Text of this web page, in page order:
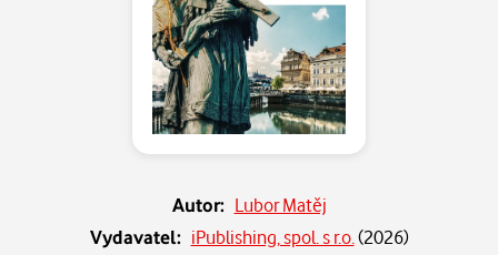
Autor: Lubor Matěj
Vydavatel: iPublishing, spol. s r.o. (2026)